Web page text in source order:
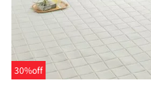
30%off